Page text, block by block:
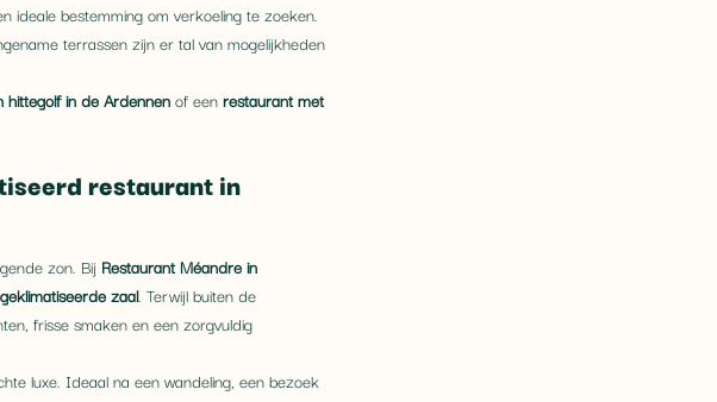
ideale bestemming om verkoeling te zoeken.
terrassen zijn er tal van mogelijkheden
hittegolf in de Ardennen of een restaurant met
restaurant in
zon. Bij Restaurant Méandre in
zaal. Terwijl buiten de
frisse smaken en een zorgvuldig
luxe. Ideaal na een wandeling, een bezoek